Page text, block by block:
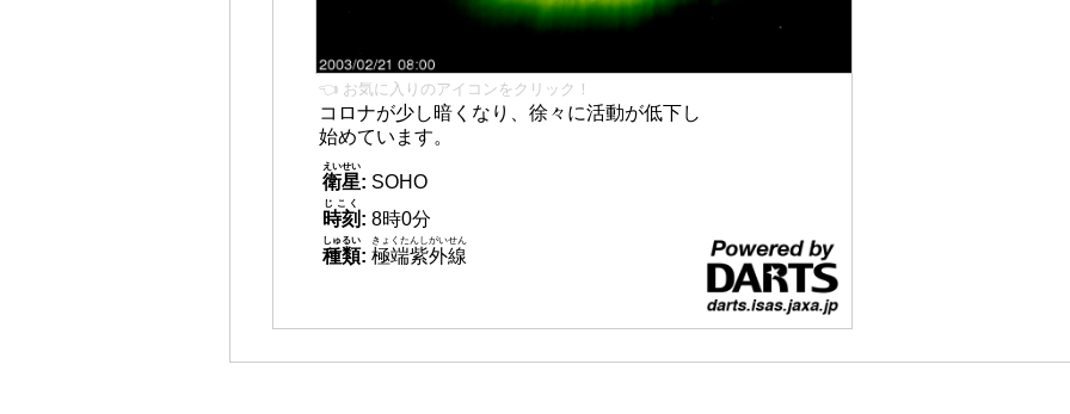
👈 お気に入りのアイコンをクリック！
コロナが少し暗くなり、徐々に活動が低下し
始めています。
衛星
えいせい
: SOHO
時刻
じこく
: 8時0分
種類
しゅるい
: 極端紫外線
きょくたんしがいせん